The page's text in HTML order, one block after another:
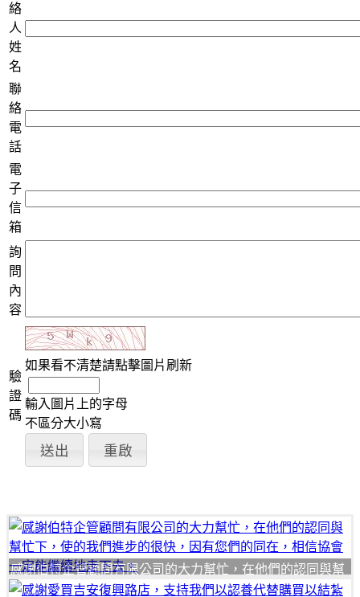
絡
人
姓
名
聯
絡
電
話
電
子
信
箱
詢
問
內
容
驗
證
碼
如果看不清楚請點擊圖片刷新
輸入圖片上的字母
不區分大小寫
感謝伯特企管顧問有限公司的大力幫忙，在他們的認同與幫
忙下，使的我們進步的很快，因有您們的同在，相信協會一